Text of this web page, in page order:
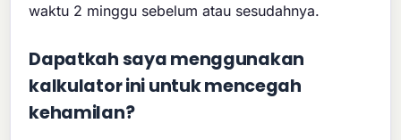
waktu 2 minggu sebelum atau sesudahnya.
Dapatkah saya menggunakan
kalkulator ini untuk mencegah
kehamilan?